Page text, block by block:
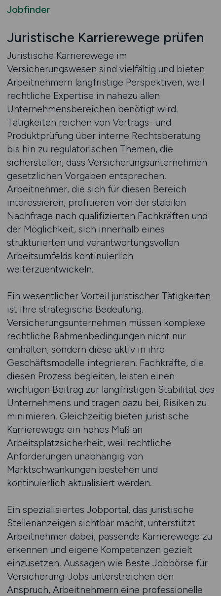
Jobfinder
Juristische Karrierewege prüfen
Juristische Karrierewege im
Versicherungswesen sind vielfältig und bieten
Arbeitnehmern langfristige Perspektiven, weil
rechtliche Expertise in nahezu allen
Unternehmensbereichen benötigt wird.
Tätigkeiten reichen von Vertrags- und
Produktprüfung über interne Rechtsberatung
bis hin zu regulatorischen Themen, die
sicherstellen, dass Versicherungsunternehmen
gesetzlichen Vorgaben entsprechen.
Arbeitnehmer, die sich für diesen Bereich
interessieren, profitieren von der stabilen
Nachfrage nach qualifizierten Fachkräften und
der Möglichkeit, sich innerhalb eines
strukturierten und verantwortungsvollen
Arbeitsumfelds kontinuierlich
weiterzuentwickeln.
Ein wesentlicher Vorteil juristischer Tätigkeiten
ist ihre strategische Bedeutung.
Versicherungsunternehmen müssen komplexe
rechtliche Rahmenbedingungen nicht nur
einhalten, sondern diese aktiv in ihre
Geschäftsmodelle integrieren. Fachkräfte, die
diesen Prozess begleiten, leisten einen
wichtigen Beitrag zur langfristigen Stabilität des
Unternehmens und tragen dazu bei, Risiken zu
minimieren. Gleichzeitig bieten juristische
Karrierewege ein hohes Maß an
Arbeitsplatzsicherheit, weil rechtliche
Anforderungen unabhängig von
Marktschwankungen bestehen und
kontinuierlich aktualisiert werden.
Ein spezialisiertes Jobportal, das juristische
Stellenanzeigen sichtbar macht, unterstützt
Arbeitnehmer dabei, passende Karrierewege zu
erkennen und eigene Kompetenzen gezielt
einzusetzen. Aussagen wie Beste Jobbörse für
Versicherung-Jobs unterstreichen den
Anspruch, Arbeitnehmern eine professionelle